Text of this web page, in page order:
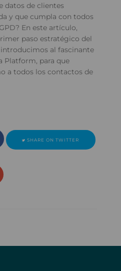
datos de clientes
y que cumpla con todos
En este artículo,
paso estratégico del
al fascinante
Platform, para que
a todos los contactos de
SHARE ON TWITTER